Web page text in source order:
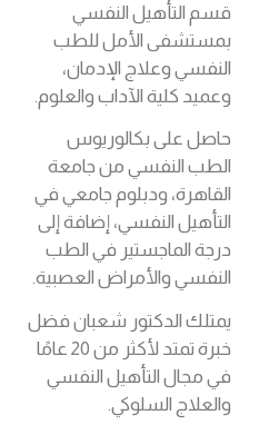
قسم التأهيل النفسي
بمستشفى الأمل للطب
النفسي وعلاج الإدمان،
وعميد كلية الآداب والعلوم.
حاصل على بكالوريوس
الطب النفسي من جامعة
القاهرة، ودبلوم جامعي في
التأهيل النفسي، إضافة إلى
درجة الماجستير في الطب
النفسي والأمراض العصبية.
يمتلك الدكتور شعبان فضل
خبرة تمتد لأكثر من 20 عامًا
في مجال التأهيل النفسي
والعلاج السلوكي.